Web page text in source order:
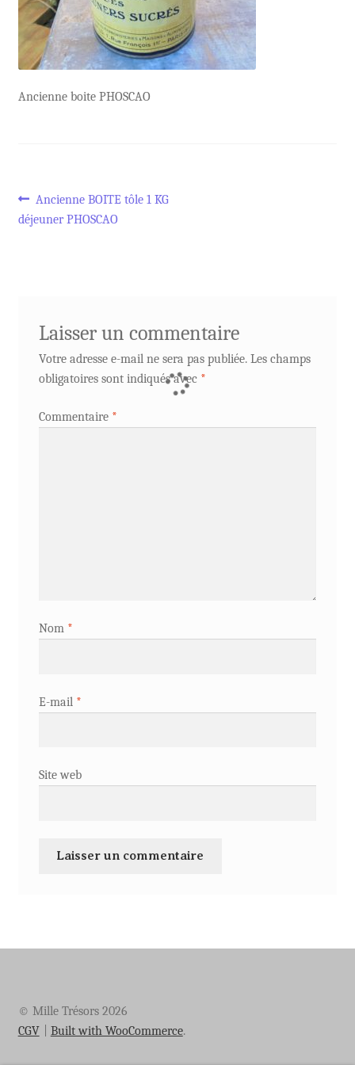
Ancienne boite PHOSCAO
Navigation
de
Article
précédent :
Ancienne BOITE tôle 1 KG
déjeuner PHOSCAO
Laisser un commentaire
Votre adresse e-mail ne sera pas publiée. Les champs
obligatoires sont indiqués avec *
Commentaire *
Nom *
E-mail *
Site web
© Mille Trésors 2026
CGV
Built with WooCommerce.